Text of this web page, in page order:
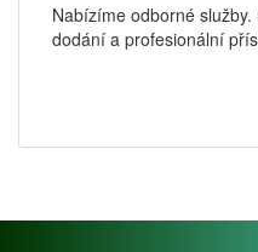
Nabízíme odborné
dodání a profesionální